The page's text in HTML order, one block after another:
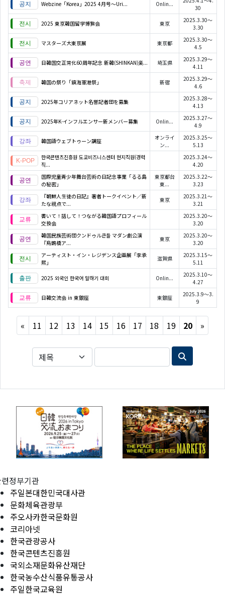
Webzine「Korea」2025 4月号～Uri... Onlin...
30
2025 東京韓国留学博覧会 東京
2025.3.30～
3.30
マスターズ大東京展 東京都
2025.3.30～
4.5
日韓国交正常化60周年記念 新韓(SHINKAN)楽... 埼玉県
2025.3.29～
4.11
韓国の祭り「鎮海軍港祭」 新宿
2025.3.29～
4.6
2025年コリアネット名誉記者団を募集
2025.3.28～
4.13
2025年K-インフルエンサー新メンバー募集 Onlin...
2025.3.27～
4.9
韓国語ウェブトゥーン講座
オンライ
ン...
2025.3.25～
5.13
한국콘텐츠진흥원 도쿄비즈니스센터 현지직원(경력
직...
2025.3.24～
4.20
国際児童青少年舞台芸術の日記念事業「るる島
の秘密」
東京都台
東...
2025.3.22～
3.23
『朝鮮人生徒の日記』著者トークイベント／新
たな視点で...
東京
2025.3.21～
3.21
書いて！話して！つながる韓国語プロフィール
交換会
2025.3.20～
3.20
韓国民族芸術団クンドゥル큰들 マダン劇公演
『烏鵲橋ア...
東京
2025.3.20～
3.20
アーティスト・イン・レジデンス企画展「李承
熙」
滋賀県
2025.3.15～
5.11
2025 외국인 한국어 말하기 대회 Onlin...
2025.3.10～
4.27
日韓交流会 in 東銀座 東銀座
2025.3.9～3.
9
« Previous
11 12 13 14 15 16 17 18 19 20 »Next
정부기관
주일본대한민국대사관
문화체육관광부
주오사카한국문화원
코리아넷
한국관광공사
한국콘텐츠진흥원
국외소재문화유산재단
한국농수산식품유통공사
주일한국교육원